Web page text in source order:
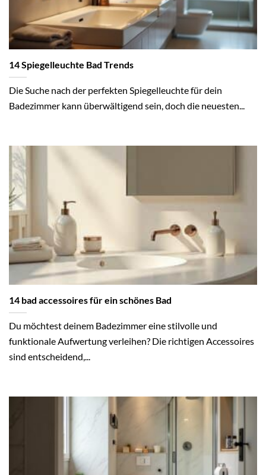
14 Spiegelleuchte Bad Trends
Die Suche nach der perfekten Spiegelleuchte für dein
Badezimmer kann überwältigend sein, doch die neuesten...
14 bad accessoires für ein schönes Bad
Du möchtest deinem Badezimmer eine stilvolle und
funktionale Aufwertung verleihen? Die richtigen Accessoires
sind entscheidend,...